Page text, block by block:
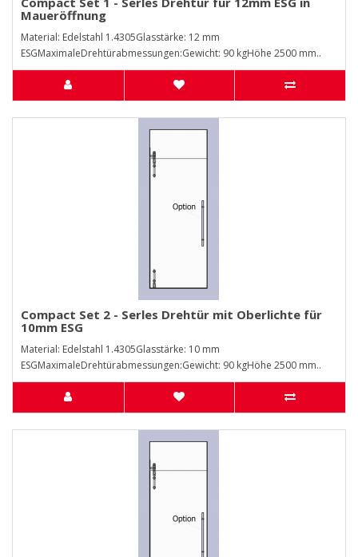
Maueröffnung
Material: Edelstahl 1.4305Glasstärke: 12 mm
ESGMaximaleDrehtürabmessungen:Gewicht: 90 kgHöhe 2500 mm..
Compact Set 2 - Serles Drehtür mit Oberlichte für
10mm ESG
Material: Edelstahl 1.4305Glasstärke: 10 mm
ESGMaximaleDrehtürabmessungen:Gewicht: 90 kgHöhe 2500 mm..